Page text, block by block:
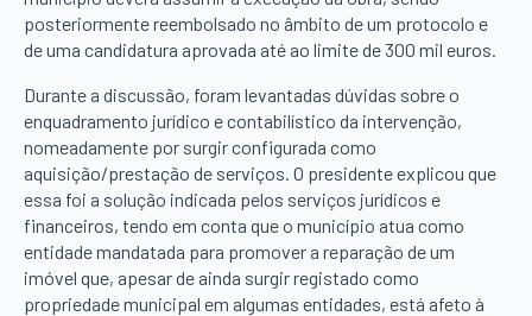
posteriormente reembolsado no âmbito de um protocolo e
de uma candidatura aprovada até ao limite de 300 mil euros.
Durante a discussão, foram levantadas dúvidas sobre o
enquadramento jurídico e contabilístico da intervenção,
nomeadamente por surgir configurada como
aquisição/prestação de serviços. O presidente explicou que
essa foi a solução indicada pelos serviços jurídicos e
financeiros, tendo em conta que o município atua como
entidade mandatada para promover a reparação de um
imóvel que, apesar de ainda surgir registado como
propriedade municipal em algumas entidades, está afeto à